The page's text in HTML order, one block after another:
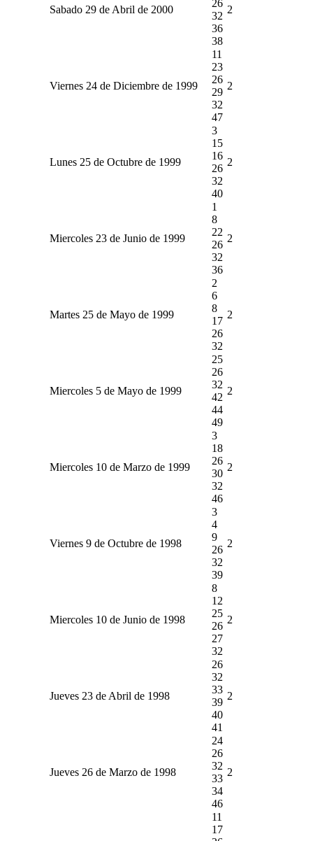
Sabado 29 de Abril de 2000
26
32
36
38
2
Viernes 24 de Diciembre de 1999
11
23
26
29
32
47
2
Lunes 25 de Octubre de 1999
3
15
16
26
32
40
2
Miercoles 23 de Junio de 1999
1
8
22
26
32
36
2
Martes 25 de Mayo de 1999
2
6
8
17
26
32
2
Miercoles 5 de Mayo de 1999
25
26
32
42
44
49
2
Miercoles 10 de Marzo de 1999
3
18
26
30
32
46
2
Viernes 9 de Octubre de 1998
3
4
9
26
32
39
2
Miercoles 10 de Junio de 1998
8
12
25
26
27
32
2
Jueves 23 de Abril de 1998
26
32
33
39
40
41
2
Jueves 26 de Marzo de 1998
24
26
32
33
34
46
2
11
17